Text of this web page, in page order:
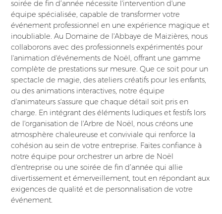
soirée de fin d’année nécessite l'intervention d'une
équipe spécialisée, capable de transformer votre
événement professionnel en une expérience magique et
inoubliable. Au Domaine de l'Abbaye de Maizières, nous
collaborons avec des professionnels expérimentés pour
l'animation d'événements de Noël, offrant une gamme
complète de prestations sur mesure. Que ce soit pour un
spectacle de magie, des ateliers créatifs pour les enfants,
ou des animations interactives, notre équipe
d'animateurs s'assure que chaque détail soit pris en
charge. En intégrant des éléments ludiques et festifs lors
de l'organisation de l'Arbre de Noël, nous créons une
atmosphère chaleureuse et conviviale qui renforce la
cohésion au sein de votre entreprise. Faites confiance à
notre équipe pour orchestrer un arbre de Noël
d'entreprise ou une soirée de fin d’année qui allie
divertissement et émerveillement, tout en répondant aux
exigences de qualité et de personnalisation de votre
événement.